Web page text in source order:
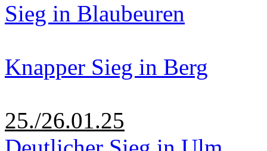
Sieg in Blaubeuren
Knapper Sieg in Berg
25./26.01.25